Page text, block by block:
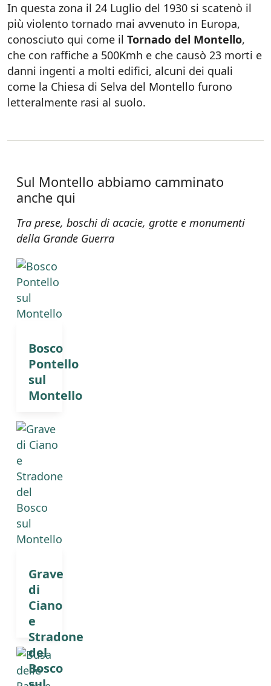
In questa zona il 24 Luglio del 1930 si scatenò il
più violento tornado mai avvenuto in Europa,
conosciuto qui come il Tornado del Montello,
che con raffiche a 500Kmh e che causò 23 morti e
danni ingenti a molti edifici, alcuni dei quali
come la Chiesa di Selva del Montello furono
letteralmente rasi al suolo.
Sul Montello abbiamo camminato
anche qui
Tra prese, boschi di acacie, grotte e monumenti
della Grande Guerra
Bosco
Pontello
sul
Montello
Grave
di
Ciano
e
Stradone
del
Bosco